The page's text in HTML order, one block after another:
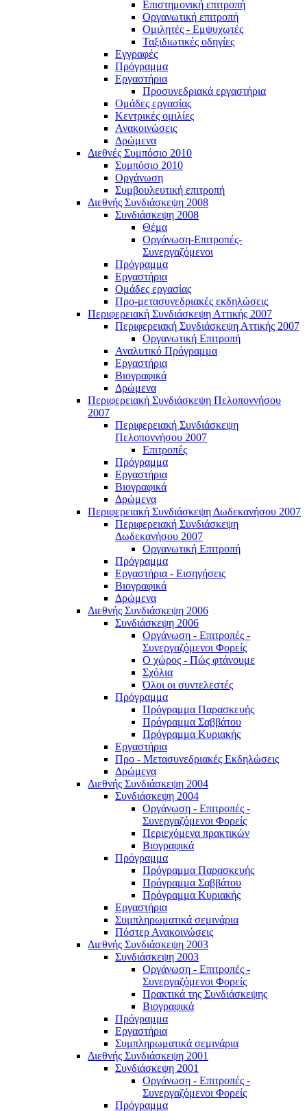
Επιστημονική επιτροπή
Οργανωτική επιτροπή
Ομιλητές - Εμψυχωτές
Ταξιδιωτικές οδηγίες
Εγγραφές
Πρόγραμμα
Εργαστήρια
Προσυνεδριακά εργαστήρια
Ομάδες εργασίας
Κεντρικές ομιλίες
Ανακοινώσεις
Δρώμενα
Διεθνές Συμπόσιο 2010
Συμπόσιο 2010
Οργάνωση
Συμβουλευτική επιτροπή
Διεθνής Συνδιάσκεψη 2008
Συνδιάσκεψη 2008
Θέμα
Οργάνωση-Επιτροπές-
Συνεργαζόμενοι
Πρόγραμμα
Εργαστήρια
Ομάδες εργασίας
Προ-μετασυνεδριακές εκδηλώσεις
Περιφερειακή Συνδιάσκεψη Αττικής 2007
Περιφερειακή Συνδιάσκεψη Αττικής 2007
Οργανωτική Επιτροπή
Αναλυτικό Πρόγραμμα
Εργαστήρια
Βιογραφικά
Δρώμενα
Περιφερειακή Συνδιάσκεψη Πελοποννήσου
2007
Περιφερειακή Συνδιάσκεψη
Πελοποννήσου 2007
Επιτροπές
Πρόγραμμα
Εργαστήρια
Βιογραφικά
Δρώμενα
Περιφερειακή Συνδιάσκεψη Δωδεκανήσου 2007
Περιφερειακή Συνδιάσκεψη
Δωδεκανήσου 2007
Οργανωτική Επιτροπή
Πρόγραμμα
Εργαστήρια - Εισηγήσεις
Βιογραφικά
Δρώμενα
Διεθνής Συνδιάσκεψη 2006
Συνδιάσκεψη 2006
Οργάνωση - Επιτροπές -
Συνεργαζόμενοι Φορείς
Ο χώρος - Πώς φτάνουμε
Σχόλια
Όλοι οι συντελεστές
Πρόγραμμα
Πρόγραμμα Παρασκευής
Πρόγραμμα Σαββάτου
Πρόγραμμα Κυριακής
Εργαστήρια
Προ - Μετασυνεδριακές Εκδηλώσεις
Δρώμενα
Διεθνής Συνδιάσκεψη 2004
Συνδιάσκεψη 2004
Οργάνωση - Επιτροπές -
Συνεργαζόμενοι Φορείς
Περιεχόμενα πρακτικών
Βιογραφικά
Πρόγραμμα
Πρόγραμμα Παρασκευής
Πρόγραμμα Σαββάτου
Πρόγραμμα Κυριακής
Εργαστήρια
Συμπληρωματικά σεμινάρια
Πόστερ Ανακοινώσεις
Διεθνής Συνδιάσκεψη 2003
Συνδιάσκεψη 2003
Οργάνωση - Επιτροπές -
Συνεργαζόμενοι Φορείς
Πρακτικά της Συνδιάσκεψης
Βιογραφικά
Πρόγραμμα
Εργαστήρια
Συμπληρωματικά σεμινάρια
Διεθνής Συνδιάσκεψη 2001
Συνδιάσκεψη 2001
Οργάνωση - Επιτροπές -
Συνεργαζόμενοι Φορείς
Πρόγραμμα